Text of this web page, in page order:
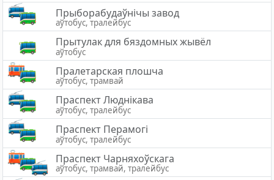
Прыборабудаўнічы завод
аўтобус, тралейбус
Прытулак для бяздомных жывёл
аўтобус
Пралетарская плошча
аўтобус, трамвай
Праспект Люднікава
аўтобус, тралейбус
Праспект Перамогі
аўтобус, тралейбус
Праспект Чарняхоўскага
аўтобус, трамвай, тралейбус